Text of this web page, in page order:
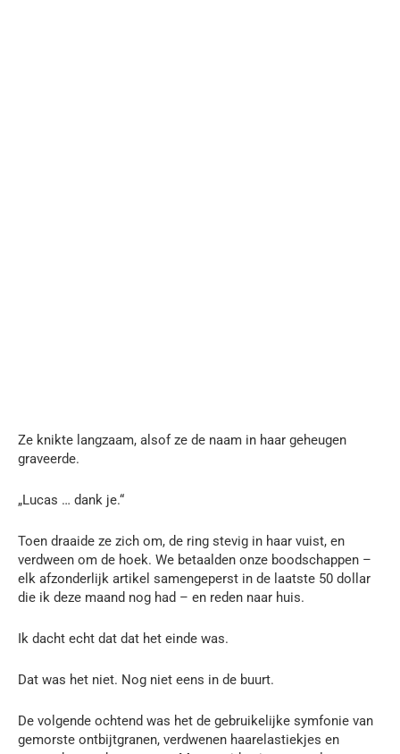
Ze knikte langzaam, alsof ze de naam in haar geheugen
graveerde.
„Lucas … dank je.“
Toen draaide ze zich om, de ring stevig in haar vuist, en
verdween om de hoek. We betaalden onze boodschappen –
elk afzonderlijk artikel samengeperst in de laatste 50 dollar
die ik deze maand nog had – en reden naar huis.
Ik dacht echt dat dat het einde was.
Dat was het niet. Nog niet eens in de buurt.
De volgende ochtend was het de gebruikelijke symfonie van
gemorste ontbijtgranen, verdwenen haarelastiekjes en